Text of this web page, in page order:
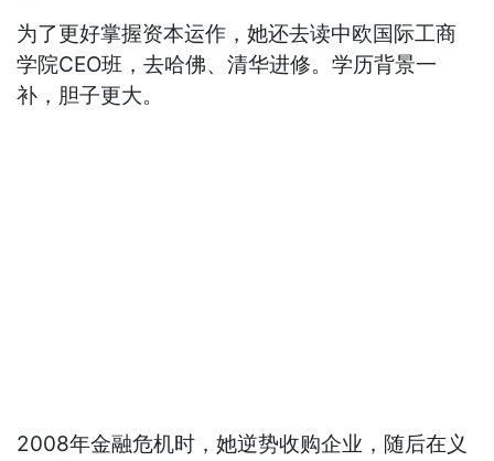
为了更好掌握资本运作，她还去读中欧国际工商
学院CEO班，去哈佛、清华进修。学历背景一
补，胆子更大。
2008年金融危机时，她逆势收购企业，随后在义